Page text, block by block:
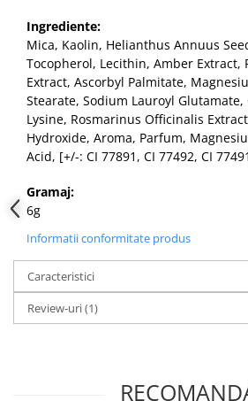
Ingrediente:
Mica, Kaolin, Helianthus Annuus
Tocopherol, Lecithin, Amber Extract,
Extract, Ascorbyl Palmitate,
Stearate, Sodium Lauroyl Glutamate,
Lysine, Rosmarinus Officinalis
Hydroxide, Aroma, Parfum,
Acid, [+/-: CI 77891, CI 77492, CI
Gramaj:
6g
Informatii conformitate produs
Caracteristici
Review-uri(1)